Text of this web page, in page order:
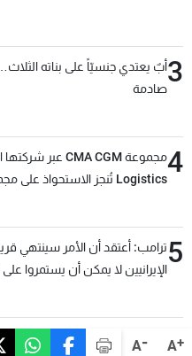
A+
A-
3أبٌ يعتدي جنسيّاً على بناته
صادمة
4Logistics تُنجز الاستحواذ على مجموعة فتّال
5ترامب: أعتقد أن الأمر سينتهي
الإيرانيين لا يمكن أن يستمروا